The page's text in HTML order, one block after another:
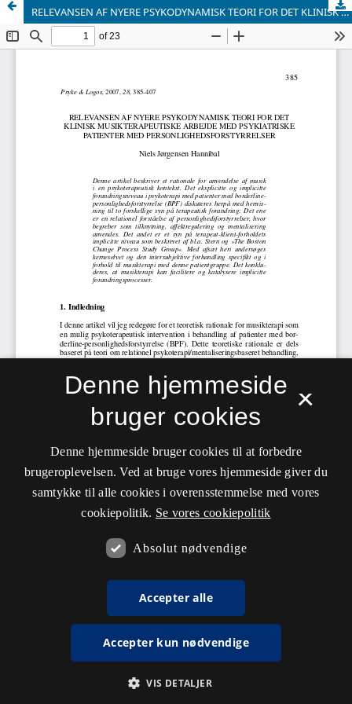
RELEVANSEN AF NYERE PSYKODYNAMISK TEORI FOR DET KLINISK MUSIKTERAPEUTISKE ARBEJDE MED PSYKIATRISKE PATIENTER MED PERSONLIGHEDSFORSTYRRELSER
×
Denne hjemmeside
bruger cookies
Denne hjemmeside bruger cookies til at forbedre
brugeroplevelsen. Ved at bruge vores hjemmeside giver du
samtykke til alle cookies i overensstemmelse med vores
cookiepolitik. Se vores cookiepolitik
Absolut nødvendige
Accepter alle
Accepter kun nødvendige
VIS DETALJER